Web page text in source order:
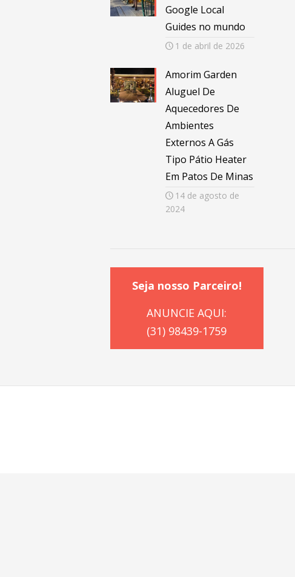
Google Local
Guides no mundo
1 de abril de 2026
Amorim Garden
Aluguel De
Aquecedores De
Ambientes
Externos A Gás
Tipo Pátio Heater
Em Patos De Minas
14 de agosto de
2024
Seja nosso Parceiro!
ANUNCIE AQUI:
(31) 98439-1759